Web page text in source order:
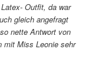
Outfit, da war
gleich angefragt
nette Antwort von
mit Miss Leonie sehr